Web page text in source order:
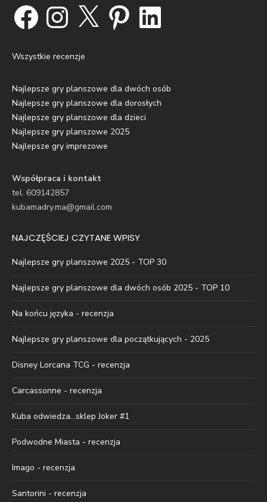
FacebookInstagram Pinterest LinkedIn
Wszystkie recenzje
Najlepsze gry planszowe dla dwóch osób
Najlepsze gry planszowe dla dorosłych
Najlepsze gry planszowe dla dzieci
Najlepsze gry planszowe 2025
Najlepsze gry imprezowe
Współpraca i kontakt
tel. 609142857
kubamadry.ma@gmail.com
NAJCZĘŚCIEJ CZYTANE WPISY
Najlepsze gry planszowe 2025 - TOP 30
Najlepsze gry planszowe dla dwóch osób 2025 - TOP 10
Na końcu języka - recenzja
Najlepsze gry planszowe dla początkujących - 2025
Disney Lorcana TCG - recenzja
Carcassonne - recenzja
Kuba odwiedza...sklep Joker #1
Podwodne Miasta - recenzja
Imago - recenzja
Santorini - recenzja